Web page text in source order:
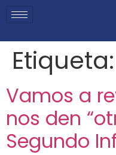
Etiqueta:
Vamos a
nos den
Segundo